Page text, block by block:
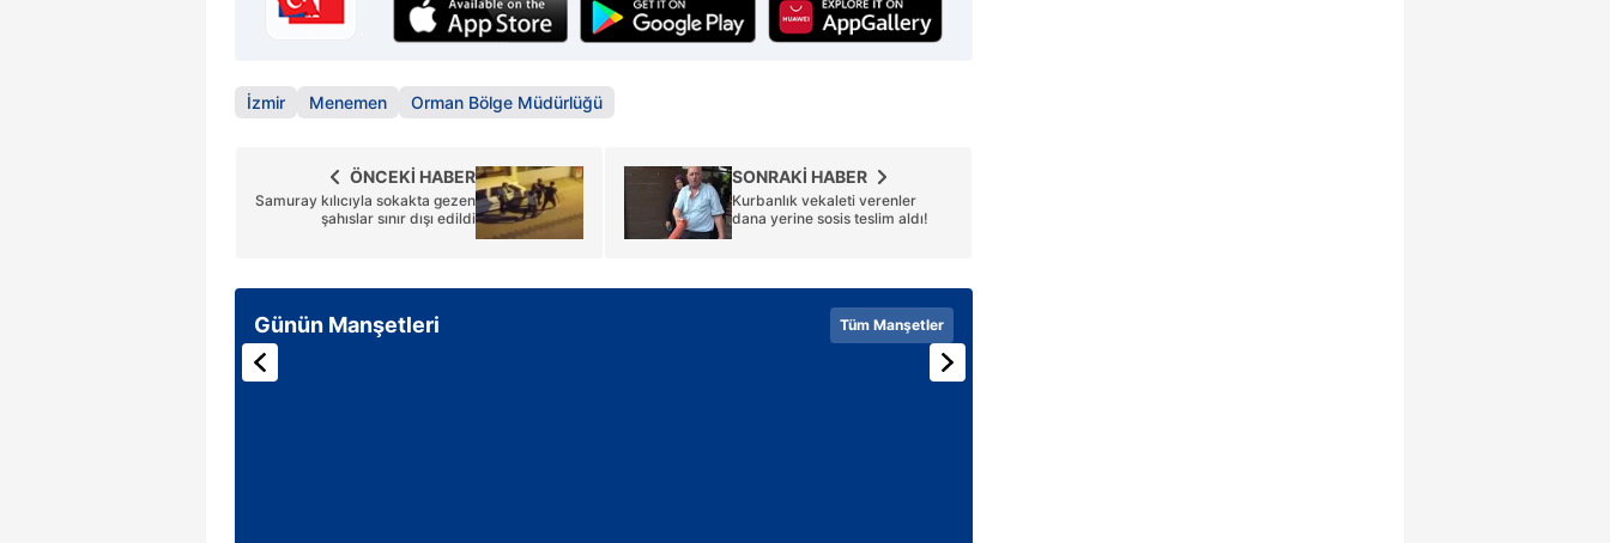
mevzuata uygun olarak kullanılan çerezlerle ilgili bilgi almak için lütfentıklayınız
İzmir Menemen Orman Bölge Müdürlüğü
SONRAKİ HABER
Kurbanlık vekaleti verenler
dana yerine sosis teslim aldı!
ÖNCEKİ HABER
Samuray kılıcıyla sokakta gezen
şahıslar sınır dışı edildi
Günün Manşetleri Tüm Manşetler